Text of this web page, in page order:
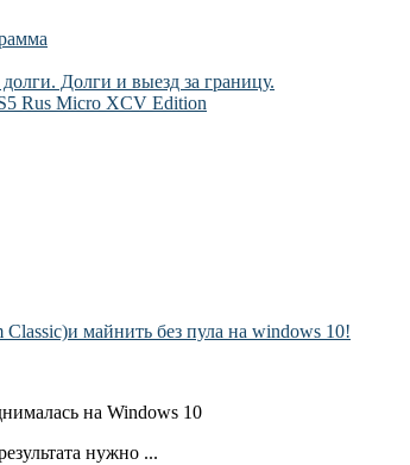
Долги и выезд за границу.
Rus Micro XCV Edition
майнить без пула на windows 10!
на Windows 10
нужно ...